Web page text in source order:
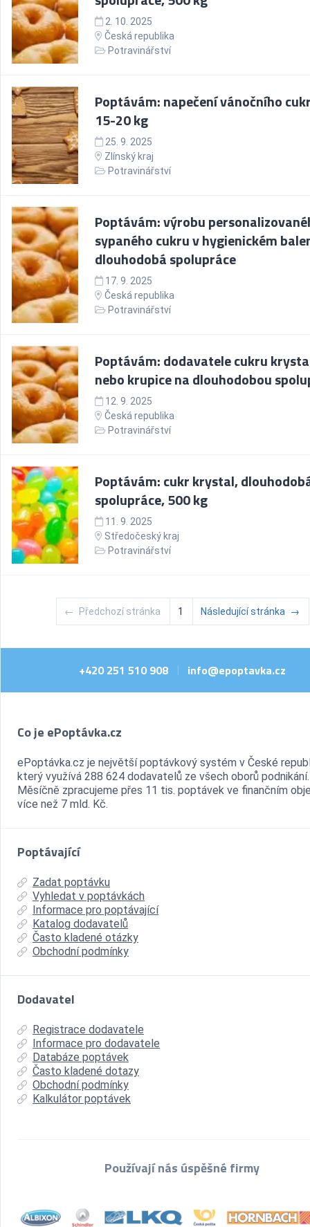
2. 10. 2025
Česká republika
Potravinářství
Poptávám: napečení vánočního
15-20 kg
25. 9. 2025
Zlínský kraj
Potravinářství
Poptávám: výrobu
sypaného cukru v hygienickém
dlouhodobá spolupráce
17. 9. 2025
Česká republika
Potravinářství
Poptávám: dodavatele cukru
nebo krupice na dlouhodobou
12. 9. 2025
Česká republika
Potravinářství
Poptávám: cukr krystal,
spolupráce, 500 kg
11. 9. 2025
Středočeský kraj
Potravinářství
← Předchozí stránka 1 Následující stránka →
+420 251 510 908 | info@epoptavka.cz
Co je ePoptávka.cz
ePoptávka.cz je největší poptávkový systém v České
který využívá 288 624 dodavatelů ze všech oborů podnikání.
Měsíčně zpracujeme přes 11 tis. poptávek ve finančním
více než 7 mld. Kč.
Poptávající
Zadat poptávku
Vyhledat v poptávkách
Informace pro poptávající
Katalog dodavatelů
Často kladené otázky
Obchodní podmínky
Dodavatel
Registrace dodavatele
Informace pro dodavatele
Databáze poptávek
Často kladené dotazy
Obchodní podmínky
Kalkulátor poptávek
Používají nás úspěšné firmy